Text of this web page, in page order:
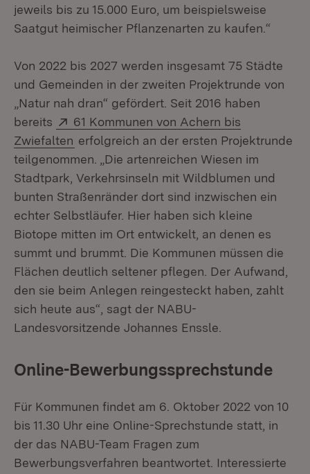
jeweils bis zu 15.000 Euro, um beispielsweise
Saatgut heimischer Pflanzenarten zu kaufen.“
Von 2022 bis 2027 werden insgesamt 75 Städte
und Gemeinden in der zweiten Projektrunde von
„Natur nah dran“ gefördert. Seit 2016 haben
bereits
Extern:
61 Kommunen von Achern bis
Zwiefalten (Öffnet in neuem Fenster)
er­folgreich an der ersten Projektrunde
teilgenommen. „Die artenreichen Wiesen im
Stadtpark, Ver­kehrsinseln mit Wildblumen und
bunten Straßenränder dort sind inzwischen ein
echter Selbst­läufer. Hier haben sich kleine
Biotope mitten im Ort entwickelt, an denen es
summt und brummt. Die Kommunen müssen die
Flächen deutlich seltener pflegen. Der Aufwand,
den sie beim Anlegen reingesteckt haben, zahlt
sich heute aus“, sagt der NABU-
Landesvorsitzende Johannes Enssle.
Online-Bewerbungssprechstunde
Für Kommunen findet am 6. Oktober 2022 von 10
bis 11.30 Uhr eine Online-Sprechstunde statt, in
der das NABU-Team Fragen zum
Bewerbungsverfahren beantwortet. Interessierte